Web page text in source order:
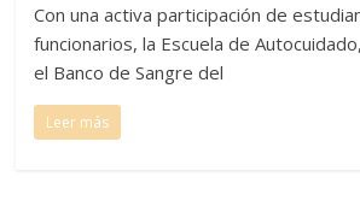
Con una activa participación de
funcionarios, la Escuela de
el Banco de Sangre del
Leer más